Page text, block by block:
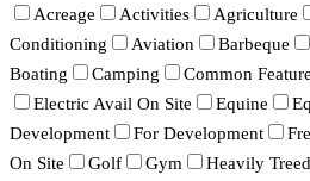
Acreage
Activities Agriculture
Conditioning
Aviation Barbeque
Boating
Camping Common
Electric Avail On Site
Equine
Development
For Development
On Site
Golf Gym Heavily Treed